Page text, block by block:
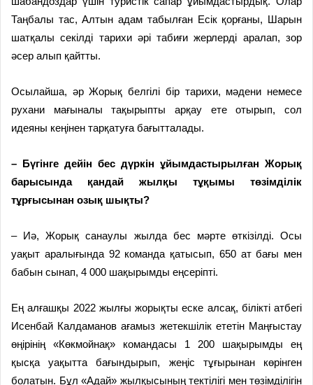
Таң­балы тас, Алтын адам табылған Есік қорғаны, Шарын
шатқалы секілді тарихи әрі табиғи жерлерді аралап, зор
әсер алып қайтты.
Осылайша, әр Жорық белгілі бір тарихи, мәдени немесе
рухани мағыналы тақырыпты арқау ете отырып, сол
идеяны кеңінен тар­қату­ға бағытталады.
– Бүгінге дейін бес дүркін ұйым­дастырылған Жорық
барысында қандай жылқы тұқымы төзімділік
тұрғысынан озық шықты?
– Иә, Жорық санаулы жылда бес мәрте өткізілді. Осы
уақыт аралығында 92 команда қатысып, 650 ат бағы мен
бабын сынап, 4 000 шақырымды еңсеріпті.
Ең алғашқы 2022 жылғы жор­ық­ты еске алсақ, білікті атбегі
Исен­бай Калдаманов ағамыз жет­ек­шілік ететін Маңғыстау
өңірінің «Көкмойнақ» командасы 1 200 шақырымды ең
қысқа уақыт­та ба­ғындырып, жеңіс тұғырынан көрін­ген
болатын. Бұл «Адай» жыл­­қысы­ның тектілігі мен төзім­ділігін